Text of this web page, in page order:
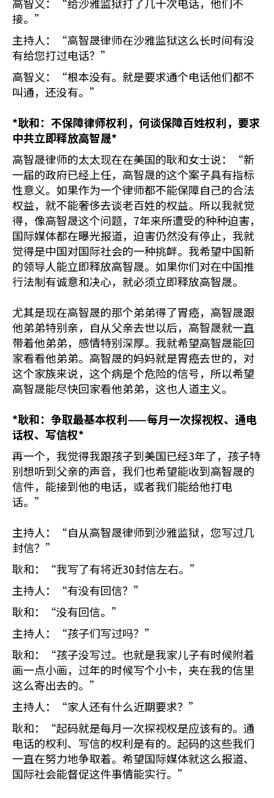
接。”
主持人：“高智晟律师在沙雅监狱这么长时间有没
有给您打过电话？”
高智义：“根本没有。就是要求通个电话他们都不
叫通，还没有。”
*耿和：不保障律师权利，何谈保障百姓权利，要求
中共立即释放高智晟*
高智晟律师的太太现在在美国的耿和女士说：“新
一届的政府已经上任，高智晟的这个案子具有指标
性意义。如果作为一个律师都不能保障自己的合法
权益，就不能奢侈去谈老百姓的权益。所以我就觉
得，像高智晟这个问题，7年来所遭受的种种迫害，
国际媒体都在曝光报道，迫害仍然没有停止，我就
觉得是中国对国际社会的一种挑衅。我希望中国新
的领导人能立即释放高智晟。如果你们对在中国推
行法制有诚意和决心，就必须立即释放高智晟。
尤其是现在高智晟的那个弟弟得了胃癌，高智晟跟
他弟弟特别亲，自从父亲去世以后，高智晟就一直
带着他弟弟，感情特别深厚。我就希望高智晟能回
家看看他弟弟。高智晟的妈妈就是胃癌去世的，对
这个家族来说，这个病是个危险的信号，所以希望
高智晟能尽快回家看他弟弟，这也人道主义。
*耿和：争取最基本权利——每月一次探视权、通电
话权、写信权*
再一个，我觉得我跟孩子到美国已经3年了，孩子特
别想听到父亲的声音，我们也希望能收到高智晟的
信件，能接到他的电话，或者我们能给他打电
话。”
主持人：“自从高智晟律师到沙雅监狱，您写过几
封信？”
耿和：“我写了有将近30封信左右。”
主持人：“有没有回信？”
耿和：“没有回信。”
主持人：“孩子们写过吗？”
耿和：“孩子没写过。也就是我家儿子有时候附着
画一点小画，过年的时候写个小卡，夹在我的信里
这么寄出去的。”
主持人：“家人还有什么近期要求？”
耿和：“起码就是每月一次探视权是应该有的。通
电话的权利、写信的权利是有的。起码的这些我们
一直在努力地争取着。希望国际媒体就这么报道、
国际社会能督促这件事情能实行。”